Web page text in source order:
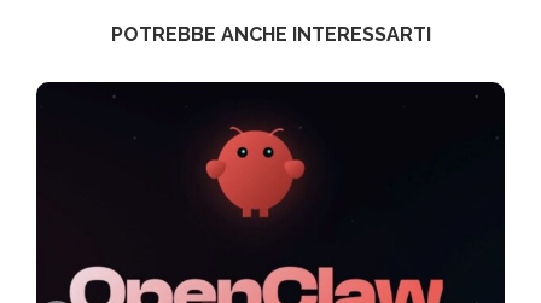
POTREBBE ANCHE INTERESSARTI